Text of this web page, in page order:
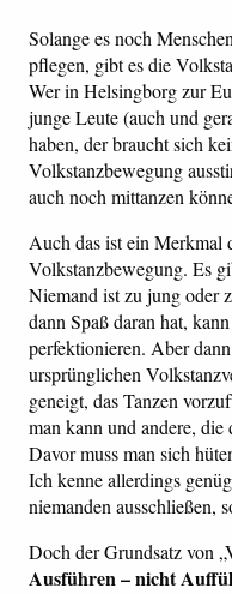
Solange es noch
pflegen, gibt es die
Wer in Helsingborg zur
junge Leute (auch und
haben, der braucht sich
Volkstanzbewegung
auch noch mittanzen
Auch das ist ein Merkmal
Volkstanzbewegung. Es
Niemand ist zu jung oder
dann Spaß daran hat,
perfektionieren. Aber
ursprünglichen
geneigt, das Tanzen
man kann und andere, die
Davor muss man sich
Ich kenne allerdings
niemanden ausschließen,
Doch der Grundsatz von
Ausführen – nicht